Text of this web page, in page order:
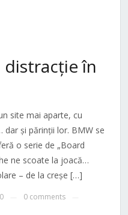
distracție în
site mai aparte, cu
și părinții lor. BMW se
o serie de „Board
ne scoate la joacă…
– de la creșe […]
0 comments